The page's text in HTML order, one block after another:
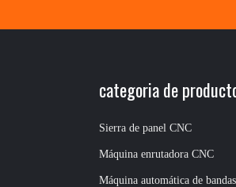
categoria de
Sierra de panel CNC
Máquina enrutadora CNC
Máquina automática de